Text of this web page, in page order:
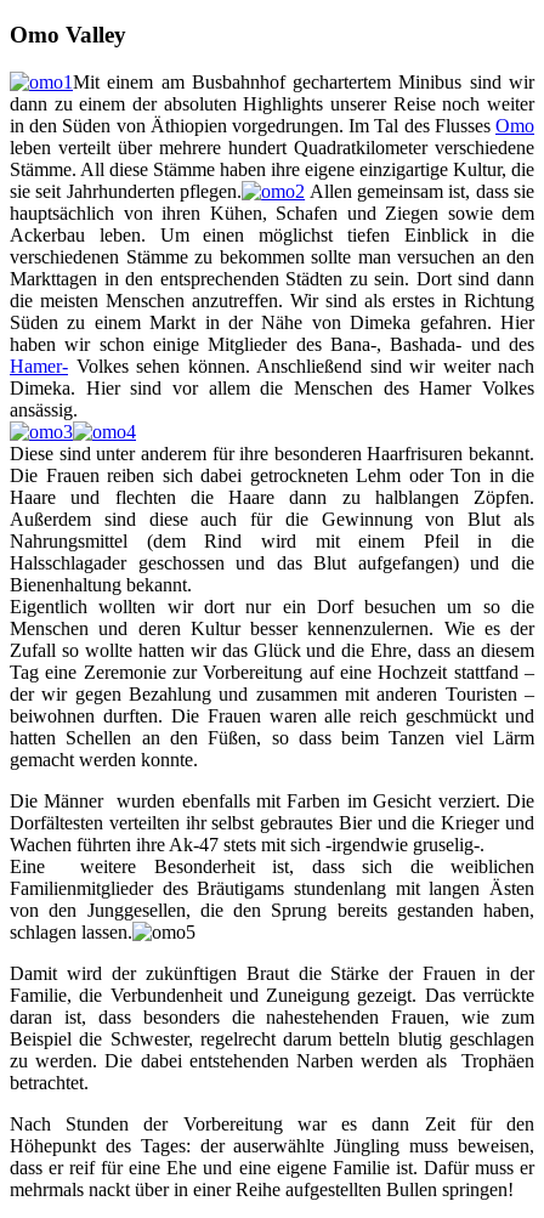
Omo Valley
Mit einem am Busbahnhof gechartertem Minibus sind wir
dann zu einem der absoluten Highlights unserer Reise noch weiter
in den Süden von Äthiopien vorgedrungen. Im Tal des Flusses Omo
leben verteilt über mehrere hundert Quadratkilometer verschiedene
Stämme. All diese Stämme haben ihre eigene einzigartige Kultur, die
sie seit Jahrhunderten pflegen.
Allen gemeinsam ist, dass sie
hauptsächlich von ihren Kühen, Schafen und Ziegen sowie dem
Ackerbau leben. Um einen möglichst tiefen Einblick in die
verschiedenen Stämme zu bekommen sollte man versuchen an den
Markttagen in den entsprechenden Städten zu sein. Dort sind dann
die meisten Menschen anzutreffen. Wir sind als erstes in Richtung
Süden zu einem Markt in der Nähe von Dimeka gefahren. Hier
haben wir schon einige Mitglieder des Bana-, Bashada- und des
Hamer- Volkes sehen können. Anschließend sind wir weiter nach
Dimeka. Hier sind vor allem die Menschen des Hamer Volkes
ansässig.
Diese sind unter anderem für ihre besonderen Haarfrisuren bekannt.
Die Frauen reiben sich dabei getrockneten Lehm oder Ton in die
Haare und flechten die Haare dann zu halblangen Zöpfen.
Außerdem sind diese auch für die Gewinnung von Blut als
Nahrungsmittel (dem Rind wird mit einem Pfeil in die
Halsschlagader geschossen und das Blut aufgefangen) und die
Bienenhaltung bekannt.
Eigentlich wollten wir dort nur ein Dorf besuchen um so die
Menschen und deren Kultur besser kennenzulernen. Wie es der
Zufall so wollte hatten wir das Glück und die Ehre, dass an diesem
Tag eine Zeremonie zur Vorbereitung auf eine Hochzeit stattfand –
der wir gegen Bezahlung und zusammen mit anderen Touristen –
beiwohnen durften. Die Frauen waren alle reich geschmückt und
hatten Schellen an den Füßen, so dass beim Tanzen viel Lärm
gemacht werden konnte.
Die Männer wurden ebenfalls mit Farben im Gesicht verziert. Die
Dorfältesten verteilten ihr selbst gebrautes Bier und die Krieger und
Wachen führten ihre Ak-47 stets mit sich -irgendwie gruselig-.
Eine weitere Besonderheit ist, dass sich die weiblichen
Familienmitglieder des Bräutigams stundenlang mit langen Ästen
von den Junggesellen, die den Sprung bereits gestanden haben,
schlagen lassen.
Damit wird der zukünftigen Braut die Stärke der Frauen in der
Familie, die Verbundenheit und Zuneigung gezeigt. Das verrückte
daran ist, dass besonders die nahestehenden Frauen, wie zum
Beispiel die Schwester, regelrecht darum betteln blutig geschlagen
zu werden. Die dabei entstehenden Narben werden als Trophäen
betrachtet.
Nach Stunden der Vorbereitung war es dann Zeit für den
Höhepunkt des Tages: der auserwählte Jüngling muss beweisen,
dass er reif für eine Ehe und eine eigene Familie ist. Dafür muss er
mehrmals nackt über in einer Reihe aufgestellten Bullen springen!